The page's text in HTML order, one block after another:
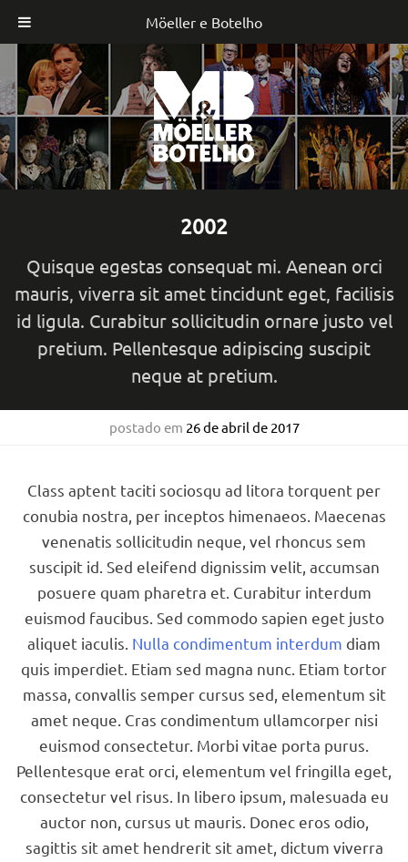
Möeller e Botelho
Skip
to
content
2002
Quisque egestas consequat mi. Aenean orci
mauris, viverra sit amet tincidunt eget, facilisis
id ligula. Curabitur sollicitudin ornare justo vel
pretium. Pellentesque adipiscing suscipit
neque at pretium.
postado em 26 de abril de 2017
Class aptent taciti sociosqu ad litora torquent per
conubia nostra, per inceptos himenaeos. Maecenas
venenatis sollicitudin neque, vel rhoncus sem
suscipit id. Sed eleifend dignissim velit, accumsan
posuere quam pharetra et. Curabitur interdum
euismod faucibus. Sed commodo sapien eget justo
aliquet iaculis. Nulla condimentum interdum diam
quis imperdiet. Etiam sed magna nunc. Etiam tortor
massa, convallis semper cursus sed, elementum sit
amet neque. Cras condimentum ullamcorper nisi
euismod consectetur. Morbi vitae porta purus.
Pellentesque erat orci, elementum vel fringilla eget,
consectetur vel risus. In libero ipsum, malesuada eu
auctor non, cursus ut mauris. Donec eros odio,
sagittis sit amet hendrerit sit amet, dictum viverra